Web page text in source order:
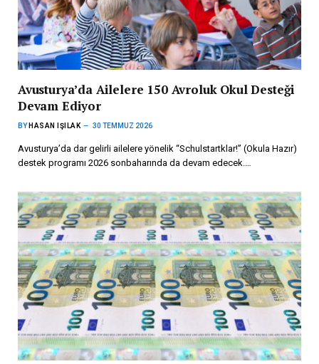
Avusturya’da Ailelere 150 Avroluk Okul Desteği
Devam Ediyor
BY HASAN IŞILAK 30 TEMMUZ 2026
Avusturya’da dar gelirli ailelere yönelik “Schulstartklar!” (Okula Hazır)
destek programı 2026 sonbaharında da devam edecek.…